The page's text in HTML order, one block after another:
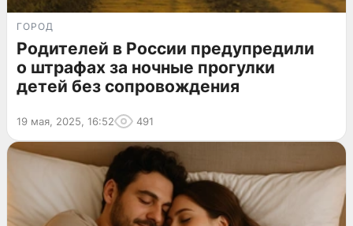
ГОРОД
Родителей в России предупредили
о штрафах за ночные прогулки
детей без сопровождения
19 мая, 2025, 16:52 491